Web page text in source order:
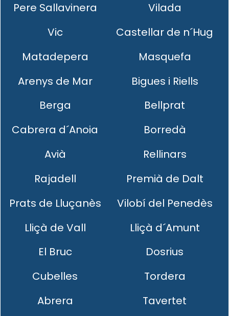
Pere Sallavinera
Vilada
Vic
Castellar de n´Hug
Matadepera
Masquefa
Arenys de Mar
Bigues i Riells
Berga
Bellprat
Cabrera d´Anoia
Borredà
Avià
Rellinars
Rajadell
Premià de Dalt
Prats de Lluçanès
Vilobí del Penedès
Lliçà de Vall
Lliçà d´Amunt
El Bruc
Dosrius
Cubelles
Tordera
Abrera
Tavertet